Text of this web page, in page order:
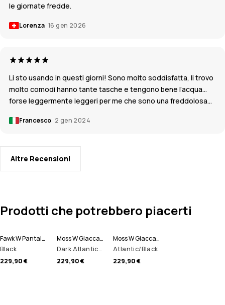
le giornate fredde.
Lorenza 16 gen 2026
Li sto usando in questi giorni! Sono molto soddisfatta, li trovo
molto comodi hanno tante tasche e tengono bene l’acqua…
forse leggermente leggeri per me che sono una freddolosa…
Francesco 2 gen 2024
Altre Recensioni
Prodotti che potrebbero piacerti
Fawk W Pantaloni Sci Donna
Black
229,90 €
Moss W Giacca Sci Donna
Dark Atlantic/Black
229,90 €
Moss W Giacca Sci Donna
Atlantic/Black
229,90 €